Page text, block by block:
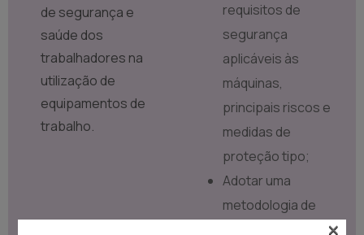
de segurança e
saúde dos
trabalhadores na
utilização de
equipamentos de
trabalho.
requisitos de
segurança
aplicáveis às
máquinas,
principais riscos e
medidas de
proteção tipo;
Adotar uma
metodologia de